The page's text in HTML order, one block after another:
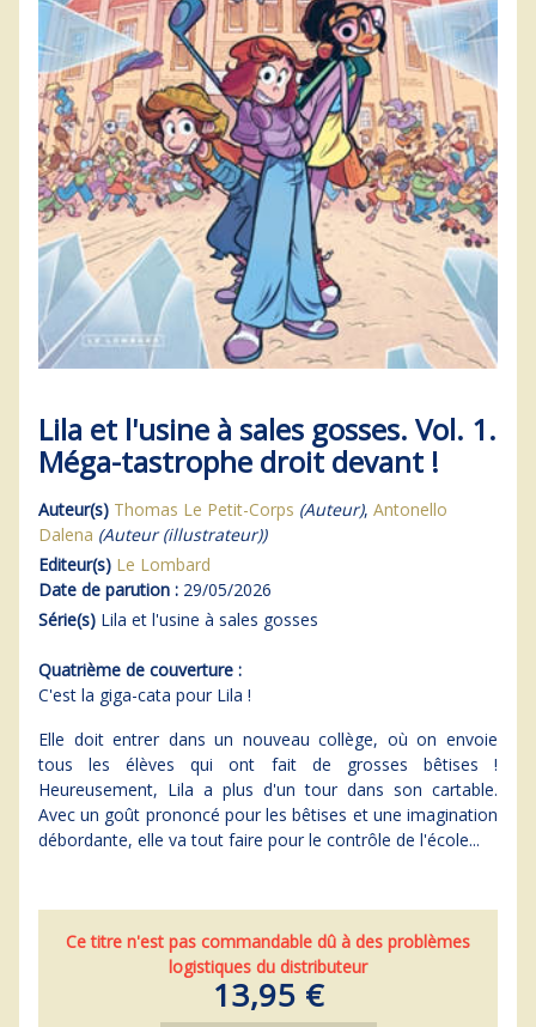
Lila et l'usine à sales gosses. Vol. 1.
Méga-tastrophe droit devant !
Auteur(s) Thomas Le Petit-Corps (Auteur), Antonello
Dalena (Auteur (illustrateur))
Editeur(s) Le Lombard
Date de parution : 29/05/2026
Série(s) Lila et l'usine à sales gosses
Quatrième de couverture :
C'est la giga-cata pour Lila !
Elle doit entrer dans un nouveau collège, où on envoie
tous les élèves qui ont fait de grosses bêtises !
Heureusement, Lila a plus d'un tour dans son cartable.
Avec un goût prononcé pour les bêtises et une imagination
débordante, elle va tout faire pour le contrôle de l'école...
Ce titre n'est pas commandable dû à des problèmes
logistiques du distributeur
13,95 €